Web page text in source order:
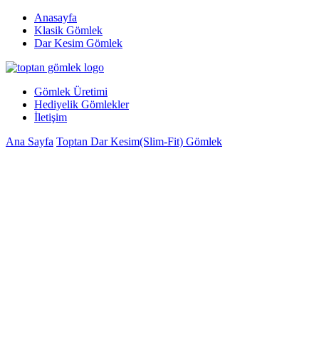
Anasayfa
Klasik Gömlek
Dar Kesim Gömlek
Gömlek Üretimi
Hediyelik Gömlekler
İletişim
Ana Sayfa Toptan Dar Kesim(Slim-Fit) Gömlek